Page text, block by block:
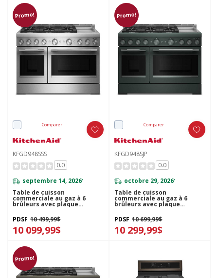
Promo!
Comparer
KFGD948SSS
0.0
septembre 14, 2026*
Table de cuisson
commerciale au gaz à 6
brûleurs avec plaque
48 po KFGD948SSS
PDSF 10 499,99$
10 099,99$
Promo!
Comparer
KFGD948SJP
0.0
octobre 29, 2026*
Table de cuisson
commerciale au gaz à 6
brûleurs avec plaque
48 po KFGD948SJP
PDSF 10 699,99$
10 299,99$
Promo!